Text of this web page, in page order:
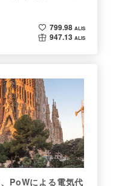
799.98 ALIS
947.13 ALIS
PoWによる電気代